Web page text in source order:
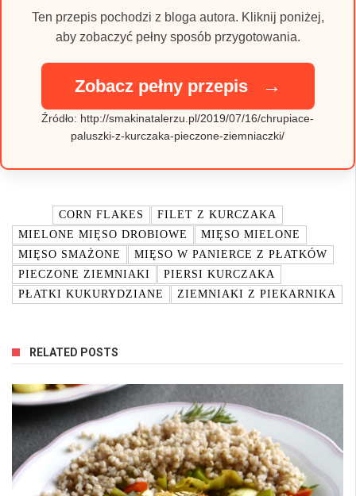
Ten przepis pochodzi z bloga autora. Kliknij poniżej,
aby zobaczyć pełny sposób przygotowania.
Zobacz pełny przepis →
Źródło: http://smakinatalerzu.pl/2019/07/16/chrupiace-
paluszki-z-kurczaka-pieczone-ziemniaczki/
CORN FLAKES
FILET Z KURCZAKA
MIELONE MIĘSO DROBIOWE
MIĘSO MIELONE
MIĘSO SMAŻONE
MIĘSO W PANIERCE Z PŁATKÓW
PIECZONE ZIEMNIAKI
PIERSI KURCZAKA
PŁATKI KUKURYDZIANE
ZIEMNIAKI Z PIEKARNIKA
RELATED POSTS